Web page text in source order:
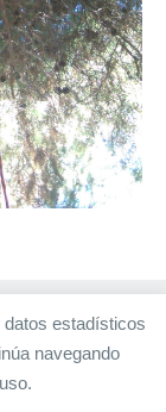
datos estadísticos
navegando